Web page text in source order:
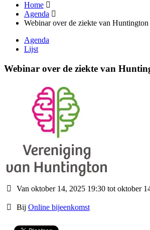
Home
Agenda
Webinar over de ziekte van Huntington
Agenda
Lijst
Webinar over de ziekte van
Van oktober 14, 2025 19:30 tot oktober
Bij Online bijeenkomst